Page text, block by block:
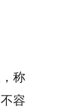
称
容